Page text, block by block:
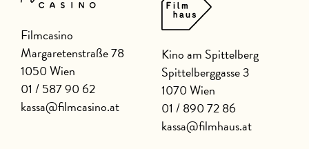
Filmcasino
Margaretenstraße 78
1050 Wien
01 / 587 90 62
kassa@filmcasino.at
Kino am Spittelberg
Spittelberggasse 3
1070 Wien
01 / 890 72 86
kassa@filmhaus.at